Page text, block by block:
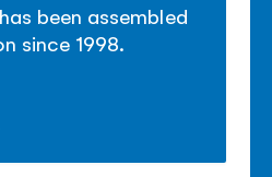
been assembled
since 1998.